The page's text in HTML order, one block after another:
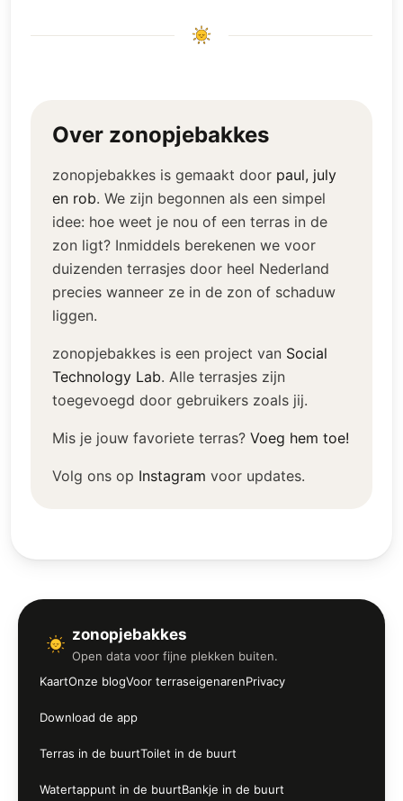
Over zonopjebakkes
zonopjebakkes is gemaakt door paul, july
en rob. We zijn begonnen als een simpel
idee: hoe weet je nou of een terras in de
zon ligt? Inmiddels berekenen we voor
duizenden terrasjes door heel Nederland
precies wanneer ze in de zon of schaduw
liggen.
zonopjebakkes is een project van Social
Technology Lab. Alle terrasjes zijn
toegevoegd door gebruikers zoals jij.
Mis je jouw favoriete terras? Voeg hem toe!
Volg ons op Instagram voor updates.
zonopjebakkes
Open data voor fijne plekken buiten.
KaartOnze blogVoor terraseigenarenPrivacy
Download de app
Terras in de buurtToilet in de buurt
Watertappunt in de buurtBankje in de buurt